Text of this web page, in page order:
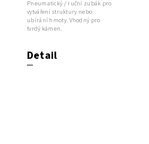
Detail
Pneumatický / ruční zubák pro
vytváření struktury nebo
ubírání hmoty. Vhodný pro
tvrdý kámen.